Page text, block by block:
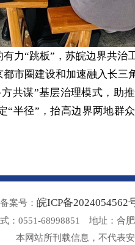
力“跳板”，苏皖边界共
市圈建设和加速融入长三
共谋”基层治理模式，助
半径”，抬高边界两地群
案号： 皖ICP备2024054562
：0551-68998851 地址：合
本网站所刊载信息，不代表